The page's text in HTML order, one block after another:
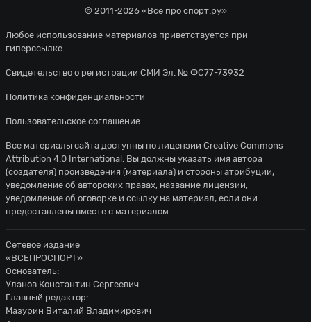
© 2011-2026 «Всё про спорт.ру»
Любое использование материалов приветствуется при
гиперссылке.
Свидетельство о регистрации СМИ Эл. № ФС77-73932
Политика конфиденциальности
Пользовательское соглашение
Все материалы сайта доступны по лицензии Creative Commons
Attribution 4.0 International . Вы должны указать имя автора
(создателя) произведения (материала) и стороны атрибуции,
уведомление об авторских правах, название лицензии,
уведомление об оговорке и ссылку на материал, если они
предоставлены вместе с материалом.
Сетевое издание
«ВСЕПРОСПОРТ»
Основатель:
Уланов Константин Сергеевич
Главный редактор:
Мазурин Виталий Владимирович